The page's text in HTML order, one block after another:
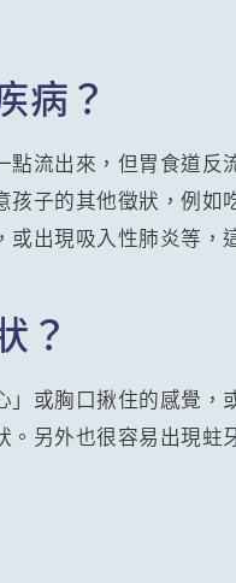
病？
流出來，但胃食道反
子的其他徵狀，例如
出現吸入性肺炎等，
？
或胸口揪住的感覺，
另外也很容易出現蛀